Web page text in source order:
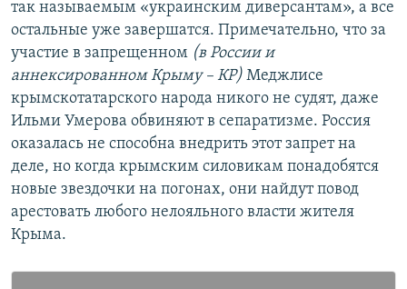
так называемым «украинским диверсантам», а все
остальные уже завершатся. Примечательно, что за
участие в запрещенном (в России и
аннексированном Крыму –​ КР) Меджлисе
крымскотатарского народа никого не судят, даже
Ильми Умерова обвиняют в сепаратизме. Россия
оказалась не способна внедрить этот запрет на
деле, но когда крымским силовикам понадобятся
новые звездочки на погонах, они найдут повод
арестовать любого нелояльного власти жителя
Крыма.